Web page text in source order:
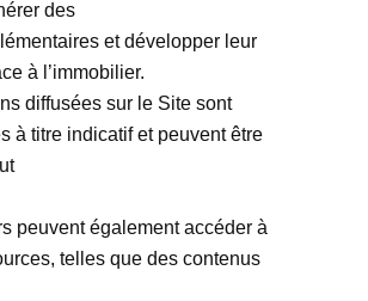
des
et développer leur
à l’immobilier.
diffusées sur le Site sont
à titre indicatif et peuvent être
peuvent également accéder à
telles que des contenus